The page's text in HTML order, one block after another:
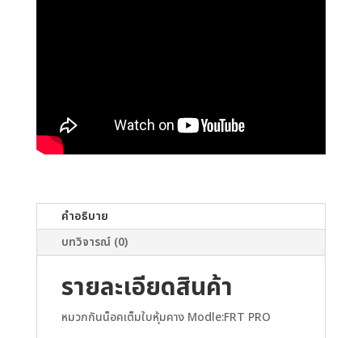
คำอธิบาย
บทวิจารณ์ (0)
รายละเอียดสินค้า
หมวกกันน็อคเต็มใบหุ้มคาง Modle:FRT PRO